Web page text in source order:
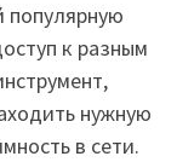
популярную
к разным
нужную
в сети.